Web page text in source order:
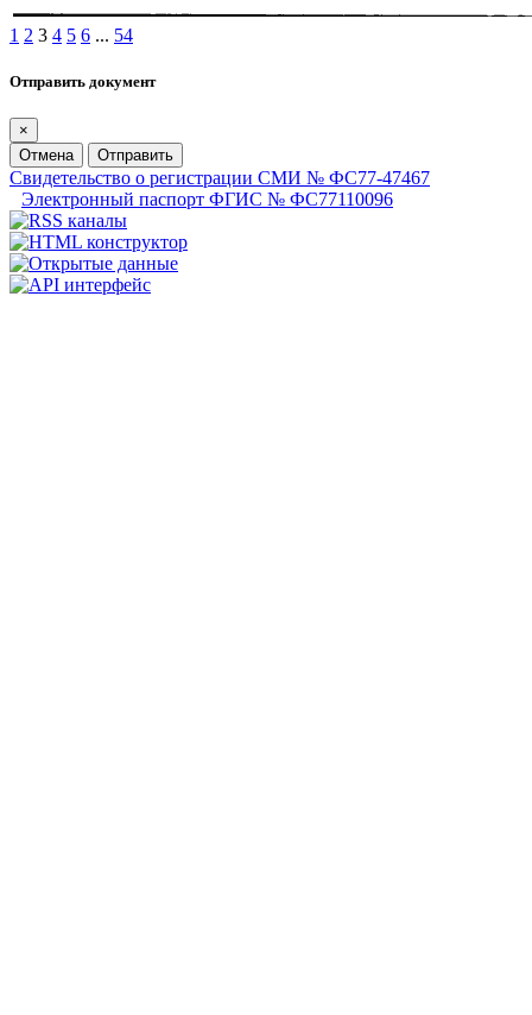
1 2 3 4 5 6 ... 54
Отправить документ
×
Отмена
Отправить
Свидетельство о регистрации СМИ № ФС77-47467
Электронный паспорт ФГИС № ФС77110096